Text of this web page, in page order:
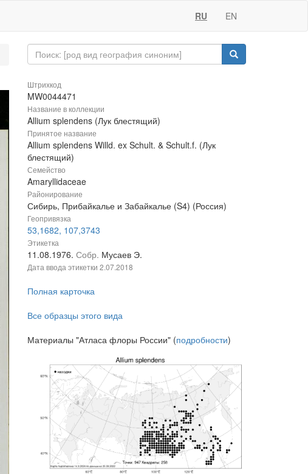
RU EN
Штрихкод
MW0044471
Название в коллекции
Allium splendens (Лук блестящий)
Принятое название
Allium splendens Willd. ex Schult. & Schult.f. (Лук
блестящий)
Семейство
Amaryllidaceae
Районирование
Сибирь, Прибайкалье и Забайкалье (S4) (Россия)
Геопривязка
53,1682, 107,3743
Этикетка
11.08.1976. Собр. Мусаев Э.
Дата ввода этикетки 2.07.2018
Полная карточка
Все образцы этого вида
Материалы "Атласа флоры России" (подробности)